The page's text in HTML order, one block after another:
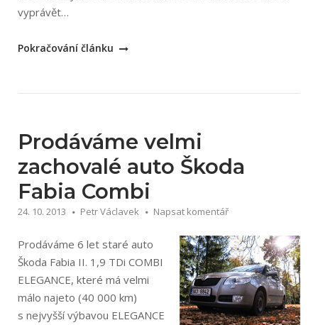
vyprávět…
„Moje
Pokračování článku
Prodáváme velmi
zachovalé auto Škoda
Fabia Combi
24. 10. 2013 Petr Václavek Napsat komentář
Prodáváme 6 let staré auto
Škoda Fabia II. 1,9 TDi COMBI
ELEGANCE, které má velmi
málo najeto (40 000 km)
s nejvyšší výbavou ELEGANCE